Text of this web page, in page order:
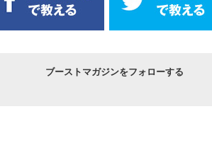
ブーストマガジンをフォローする